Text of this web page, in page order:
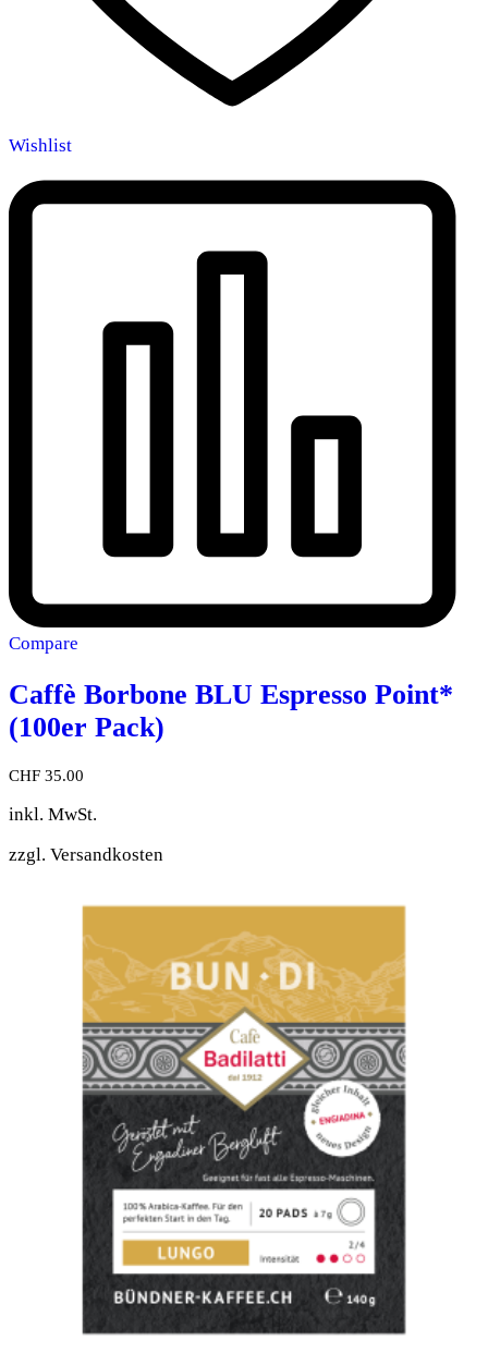
Wishlist
Compare
Caffè Borbone BLU Espresso Point*
(100er Pack)
CHF 35.00
inkl. MwSt.
zzgl. Versandkosten